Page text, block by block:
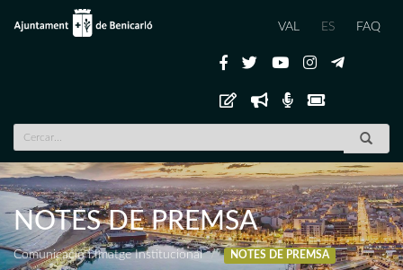
VAL ES FAQ
NOTES DE PREMSA
Comunicació i Imatge Institucional NOTES DE PREMSA